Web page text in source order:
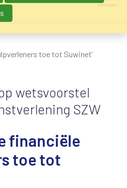
toe tot Suwinet’
wetsvoorstel
SZW
financiële
toe tot